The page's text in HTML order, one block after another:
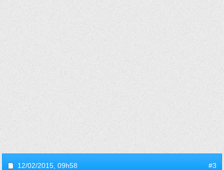
12/02/2015, 09h58 #3